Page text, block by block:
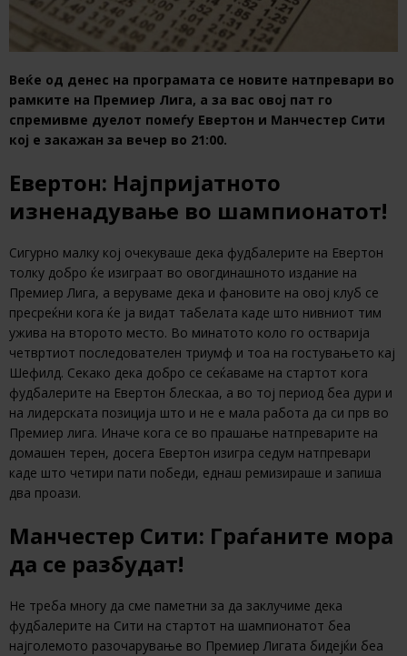
Веќе од денес на програмата се новите натпревари во
рамките на Премиер Лига, а за вас овој пат го
спремивме дуелот помеѓу Евертон и Манчестер Сити
кој е закажан за вечер во 21:00.
Евертон: Најпријатното
изненадување во шампионатот!
Сигурно малку кој очекуваше дека фудбалерите на Евертон
толку добро ќе изиграат во овогдинашното издание на
Премиер Лига, а веруваме дека и фановите на овој клуб се
пресреќни кога ќе ја видат табелата каде што нивниот тим
ужива на второто место. Во минатото коло го остварија
четвртиот последователен триумф и тоа на гостувањето кај
Шефилд. Секако дека добро се сеќаваме на стартот кога
фудбалерите на Евертон блескаа, а во тој период беа дури и
на лидерската позиција што и не е мала работа да си прв во
Премиер лига. Иначе кога се во прашање натпреварите на
домашен терен, досега Евертон изигра седум натпревари
каде што четири пати победи, еднаш ремизираше и запиша
два проази.
Манчестер Сити: Граѓаните мора
да се разбудат!
Не треба многу да сме паметни за да заклучиме дека
фудбалерите на Сити на стартот на шампионатот беа
најголемото разочарување во Премиер Лигата бидејќи беа